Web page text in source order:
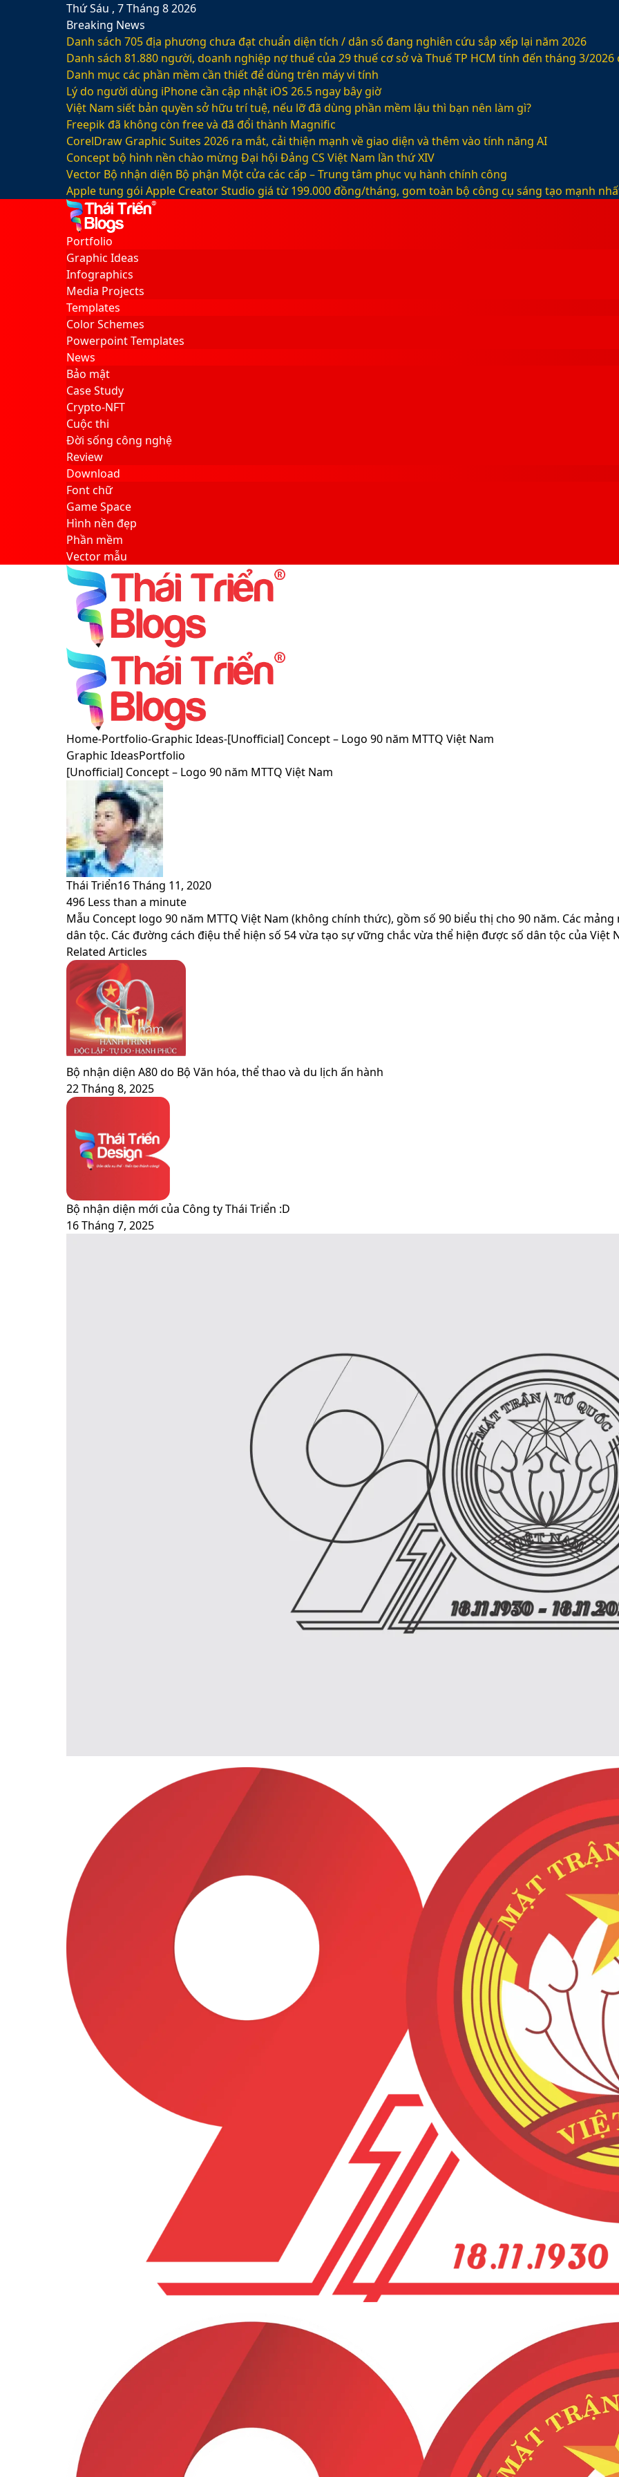
Thứ Sáu , 7 Tháng 8 2026
Breaking News
Danh sách 705 địa phương chưa đạt chuẩn diện tích / dân số đang nghiên cứu sắp xếp lại năm 2026
Danh sách 81.880‬ người, doanh nghiệp nợ thuế của 29 thuế cơ sở và Thuế TP HCM tính đến tháng 3/2026
Danh mục các phần mềm cần thiết để dùng trên máy vi tính
Lý do người dùng iPhone cần cập nhật iOS 26.5 ngay bây giờ
Việt Nam siết bản quyền sở hữu trí tuệ, nếu lỡ đã dùng phần mềm lậu thì bạn nên làm gì?
Freepik đã không còn free và đã đổi thành Magnific
CorelDraw Graphic Suites 2026 ra mắt, cải thiện mạnh về giao diện và thêm vào tính năng AI
Concept bộ hình nền chào mừng Đại hội Đảng CS Việt Nam lần thứ XIV
Vector Bộ nhận diện Bộ phận Một cửa các cấp – Trung tâm phục vụ hành chính công
Apple tung gói Apple Creator Studio giá từ 199.000 đồng/tháng, gom toàn bộ công cụ sáng tạo mạnh
Facebook
X
LinkedIn
YouTube
Google
Play
Sidebar
Switch
skin
Portfolio
Graphic Ideas
Infographics
Media Projects
Templates
Color Schemes
Powerpoint Templates
News
Bảo mật
Case Study
Crypto-NFT
Cuộc thi
Đời sống công nghệ
Review
Download
Font chữ
Game Space
Hình nền đẹp
Phần mềm
Vector mẫu
Sidebar
Search
for
Menu
Switch
skin
Home-Portfolio-Graphic Ideas-[Unofficial] Concept – Logo 90 năm MTTQ Việt Nam
Graphic IdeasPortfolio
[Unofficial] Concept – Logo 90 năm MTTQ Việt Nam
Thái Triển16 Tháng 11, 2020
496 Less than a minute
Facebook
X
LinkedIn
Pinterest
Messenger
Messenger
WhatsApp
Telegram
Viber
Share
via
Email
Print
Mẫu Concept logo 90 năm MTTQ Việt Nam (không chính thức), gồm số 90 biểu thị cho 90 năm. Các
dân tộc. Các đường cách điệu thể hiện số 54 vừa tạo sự vững chắc vừa thể hiện được số dân tộc của Việt
Related Articles
Bộ nhận diện A80 do Bộ Văn hóa, thể thao và du lịch ấn hành
22 Tháng 8, 2025
Bộ nhận diện mới của Công ty Thái Triển :D
16 Tháng 7, 2025